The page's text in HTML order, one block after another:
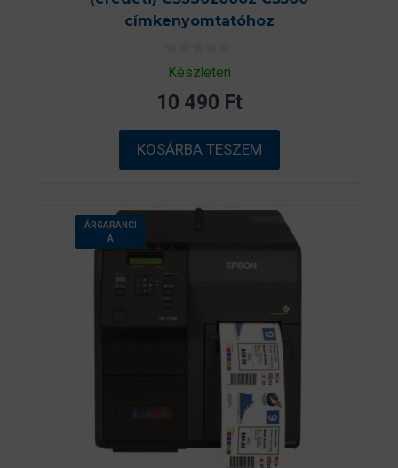
címkenyomtatóhoz
0
a
5
b
ő
l
Készleten
10 490 Ft
KOSÁRBA TESZEM
ÁRGARANCI
A